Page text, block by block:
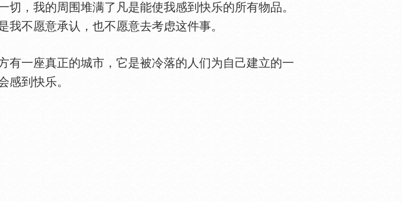
，我的周围堆满了凡是能使我感到快乐的所有物品。
不愿意承认，也不愿意去考虑这件事。
有一座真正的城市，它是被冷落的人们为自己建立的一
感到快乐。